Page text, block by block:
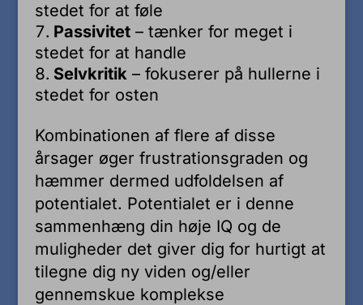
stedet for at føle
Passivitet– tænker for meget i
stedet for at handle
Selvkritik– fokuserer på hullerne i
stedet for osten
Kombinationen af flere af disse
årsager øger frustrationsgraden og
hæmmer dermed udfoldelsen af
potentialet. Potentialet er i denne
sammenhæng din høje IQ og de
muligheder det giver dig for hurtigt at
tilegne dig ny viden og/eller
gennemskue komplekse